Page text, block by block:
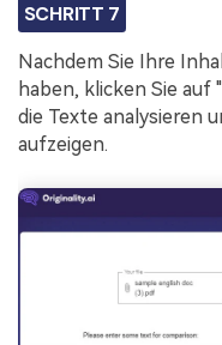
SCHRITT 7
Nachdem Sie Ihre
haben, klicken Sie auf "
die Texte analysieren
aufzeigen.